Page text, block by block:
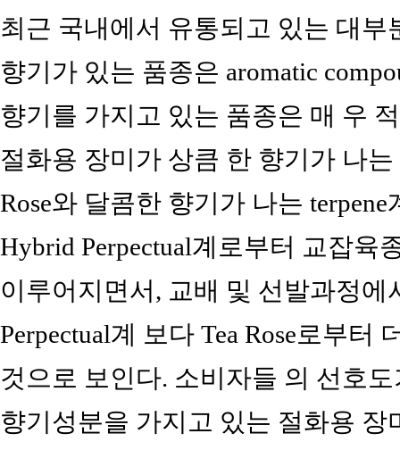
최근 국내에서 유통되고 있는 대
향기가 있는 품종은 aromatic
향기를 가지고 있는 품종은 매 우
절화용 장미가 상큼 한 향기가 나는
Rose와 달콤한 향기가 나는
Hybrid Perpectual계로부터 교잡육
이루어지면서, 교배 및 선발과정
Perpectual계 보다 Tea Rose로부터
것으로 보인다. 소비자들 의 선호
향기성분을 가지고 있는 절화용